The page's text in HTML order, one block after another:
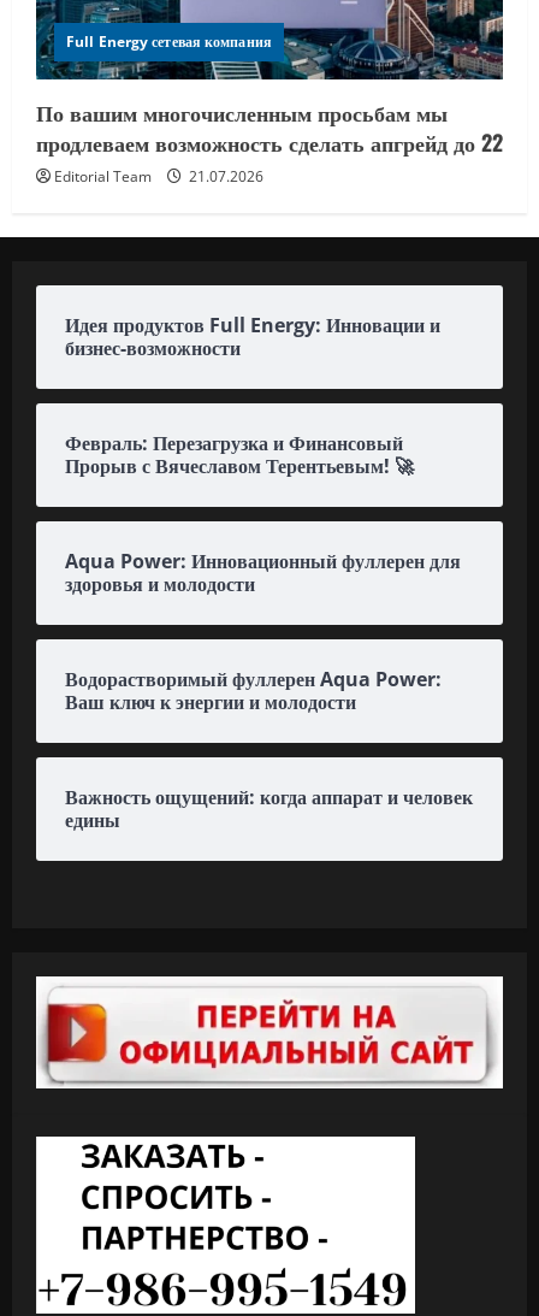
Full Energy сетевая компания
По вашим многочисленным просьбам мы
продлеваем возможность сделать апгрейд до 22
Editorial Team 21.07.2026
Идея продуктов Full Energy: Инновации и
бизнес-возможности
Февраль: Перезагрузка и Финансовый
Прорыв с Вячеславом Терентьевым! 🚀
Aqua Power: Инновационный фуллерен для
здоровья и молодости
Водорастворимый фуллерен Aqua Power:
Ваш ключ к энергии и молодости
Важность ощущений: когда аппарат и человек
едины